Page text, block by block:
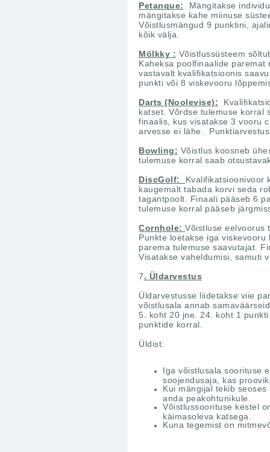
Petanque: Mängitakse
mängitakse kahe miinuse
Võistlusmängud 9 punktini,
kõik välja.
Mölkky : Võistlussüsteem
Kaheksa poolfinaalide
vastavalt kvalifikatsioonis
punkti või 8 viskevooru
Darts (Noolevise):
katset. Võrdse tulemuse korral
finaalis, kus visatakse 3 vooru
arvesse ei lähe.
Bowling: Võistlus koosneb
tulemuse korral saab
DiscGolf: Kvalifikatsioonivoor
kaugemalt tabada korvi seda
tagantpoolt. Finaali pääseb 6
tulemuse korral pääseb
Cornhole: Võistluse eelvoorus
Punkte loetakse iga
parema tulemuse saavutajat.
Visatakse vaheldumisi, samuti
7. Üldarvestus
Üldarvestusse liidetakse viie
võistlusala annab
5. koht 20 jne. 24. koht 1
punktide korral.
Üldist:
Iga võistlusala soorituse
soojendusaja, kas
Kui mängijal tekib
anda peakohtunikule.
Võistlussoorituse kestel
käimasoleva katsega.
Kuna tegemist on